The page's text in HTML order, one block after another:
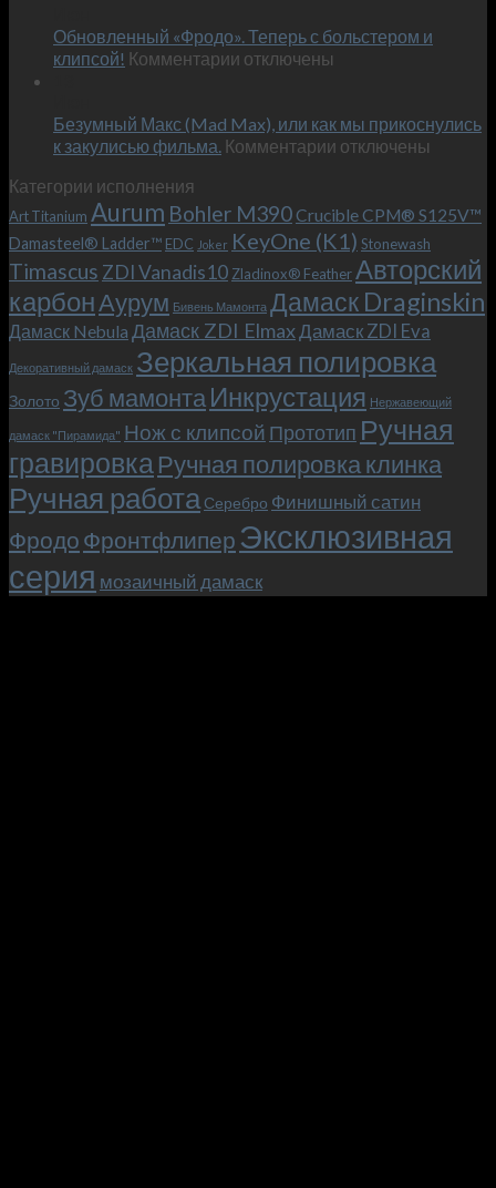
–
и
KeyOne
Обновленный «Фродо». Теперь с больстером и
клипсой! Комментарии к
«Фродо».
Теперь
и
клипсой!
отключены
Безумный Макс (Mad Max), или как мы прикоснулись
к закулисью фильма. Комментарии к
Макс
(Mad
Max),
или
как
мы
прикоснулись
к
фильма.
отключены
Категории исполнения
Art Titanium Aurum Bohler M390Crucible CPM® S125V™
Damasteel® Ladder™ EDC Joker KeyOne (K1) Stonewash
Timascus ZDI Vanadis10 Zladinox® FeatherАвторский
карбонАурум Бивень Мамонта Дамаск Draginskin
Дамаск Nebula Дамаск ZDI ElmaxДамаск ZDI Eva
Декоративный дамаск Зеркальная полировка
Золото Зуб мамонтаИнкрустация Нержавеющий
дамаск "Пирамида" Нож с клипсой Прототип Ручная
гравировкаРучная полировка клинка
Ручная работа Серебро Финишный сатин
Фродо Фронтфлипер Эксклюзивная
серия мозаичный дамаск